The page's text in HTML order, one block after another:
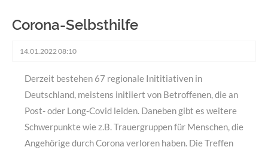
Corona-Selbsthilfe
14.01.2022 08:10
Derzeit bestehen 67 regionale Inititiativen in
Deutschland, meistens initiiert von Betroffenen, die an
Post- oder Long-Covid leiden. Daneben gibt es weitere
Schwerpunkte wie z.B. Trauergruppen für Menschen, die
Angehörige durch Corona verloren haben. Die Treffen